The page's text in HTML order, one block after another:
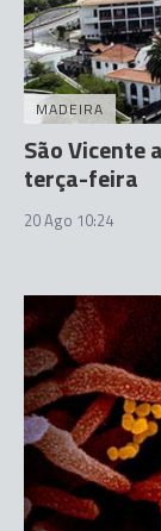
MADEIRA
São Vicente
terça-feira
20 Ago 10:24